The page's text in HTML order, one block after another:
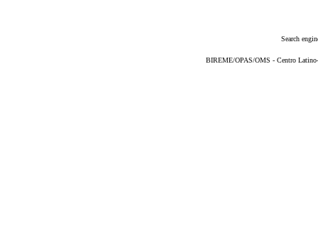
Search
BIREME/OPAS/OMS - Centro Latino-